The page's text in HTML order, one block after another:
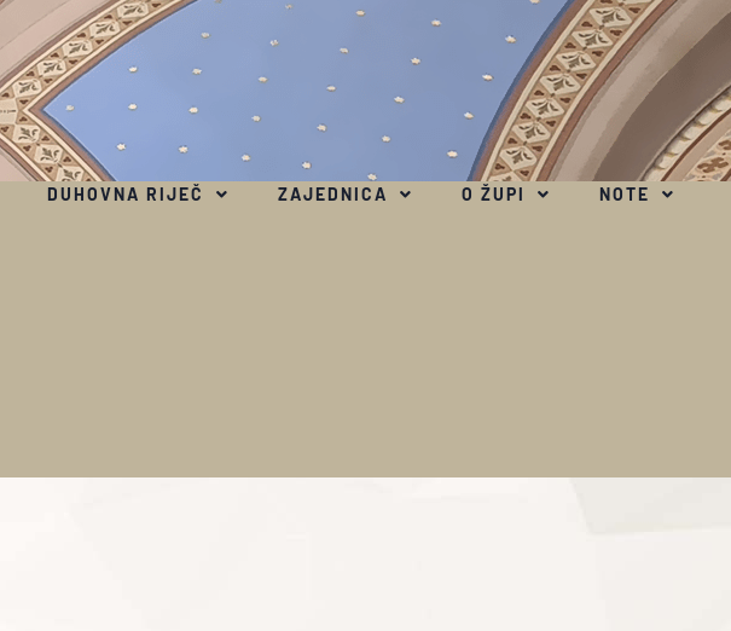
DUHOVNA RIJEČ ZAJEDNICA O ŽUPI NOTE